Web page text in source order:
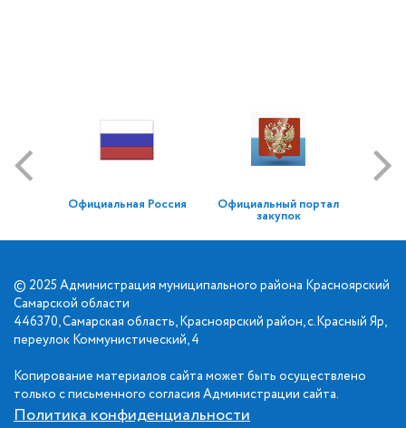
Официальная Россия Официальный портал
закупок
© 2025 Администрация муниципального района Красноярский
Самарской области
446370, Самарская область, Красноярский район, с.Красный Яр,
переулок Коммунистический, 4
Копирование материалов сайта может быть осуществлено
только с письменного согласия Администрации сайта.
Политика конфиденциальности